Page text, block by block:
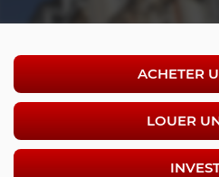
ACHETER
LOUER